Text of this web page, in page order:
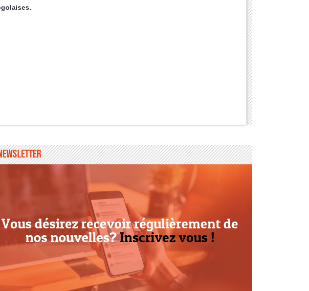
Vous désirez recevoir régulièrement de
nos nouvelles?Inscrivez vous !